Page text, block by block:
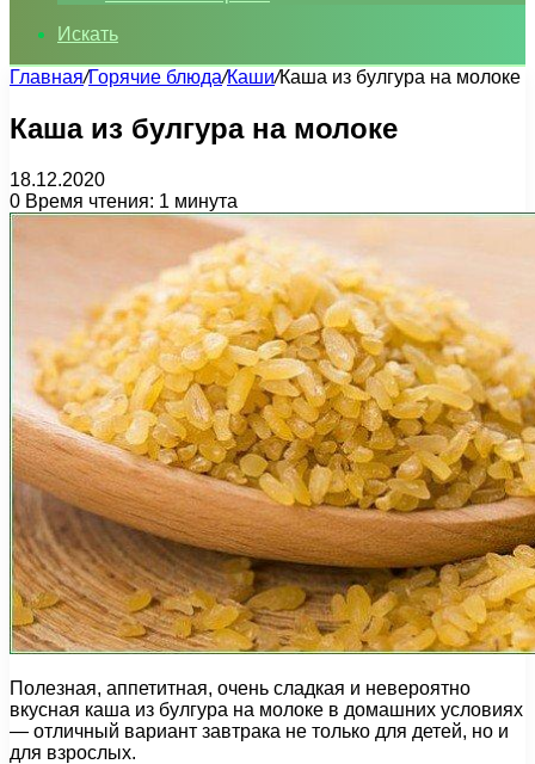
Искать
Главная/Горячие блюда/Каши/Каша из булгура на молоке
Каша из булгура на молоке
18.12.2020
0 Время чтения: 1 минута
Полезная, аппетитная, очень сладкая и невероятно
вкусная каша из булгура на молоке в домашних условиях
— отличный вариант завтрака не только для детей, но и
для взрослых.